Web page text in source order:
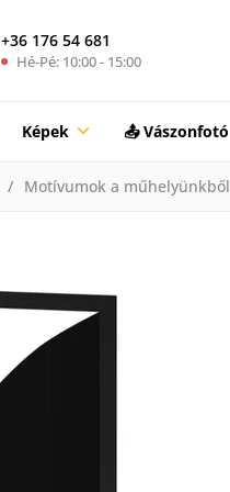
+36 176 54 681
Hé-Pé: 10:00 - 15:00
Képek 📤 Vászonfotó
Motívumok a műhelyünkből